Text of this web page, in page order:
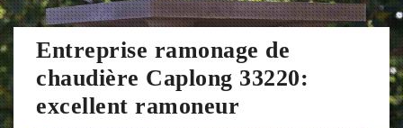
Entreprise ramonage de
chaudière Caplong 33220:
excellent ramoneur